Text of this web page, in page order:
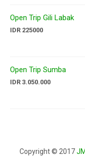
Open Trip Gili Labak
IDR 225000
Open Trip Sumba
IDR 3.050.000
Copyright © 2017